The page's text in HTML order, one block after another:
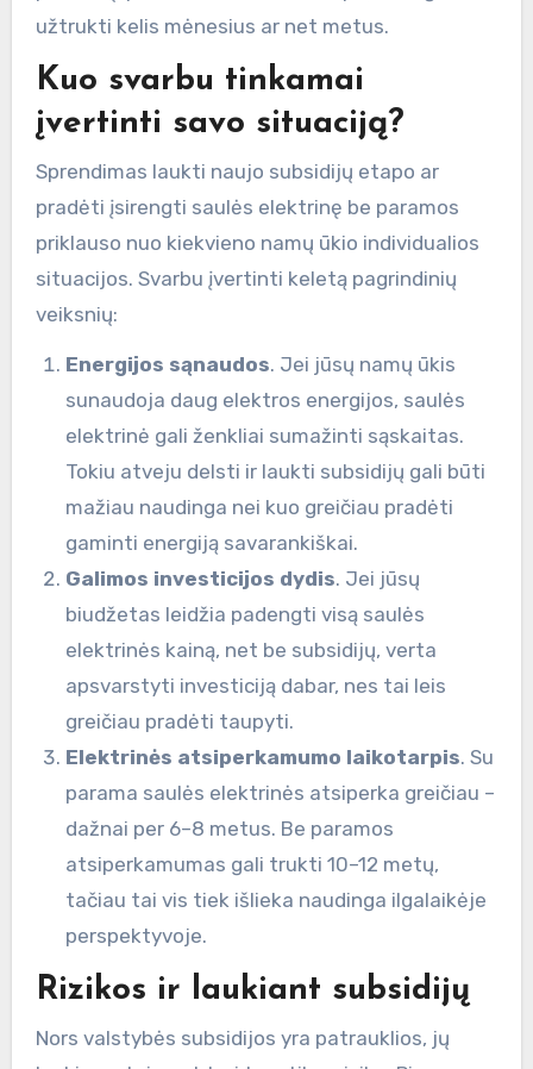
užtrukti kelis mėnesius ar net metus.
Kuo svarbu tinkamai
įvertinti savo situaciją?
Sprendimas laukti naujo subsidijų etapo ar
pradėti įsirengti saulės elektrinę be paramos
priklauso nuo kiekvieno namų ūkio individualios
situacijos. Svarbu įvertinti keletą pagrindinių
veiksnių:
Energijos sąnaudos. Jei jūsų namų ūkis
sunaudoja daug elektros energijos, saulės
elektrinė gali ženkliai sumažinti sąskaitas.
Tokiu atveju delsti ir laukti subsidijų gali būti
mažiau naudinga nei kuo greičiau pradėti
gaminti energiją savarankiškai.
Galimos investicijos dydis. Jei jūsų
biudžetas leidžia padengti visą saulės
elektrinės kainą, net be subsidijų, verta
apsvarstyti investiciją dabar, nes tai leis
greičiau pradėti taupyti.
Elektrinės atsiperkamumo laikotarpis. Su
parama saulės elektrinės atsiperka greičiau –
dažnai per 6–8 metus. Be paramos
atsiperkamumas gali trukti 10–12 metų,
tačiau tai vis tiek išlieka naudinga ilgalaikėje
perspektyvoje.
Rizikos ir laukiant subsidijų
Nors valstybės subsidijos yra patrauklios, jų